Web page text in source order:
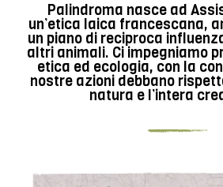
Palindroma nasce ad
un’etica laica francescana,
un piano di reciproca
altri animali. Ci impegniamo
etica ed ecologia, con la
nostre azioni debbano
natura e l’intera